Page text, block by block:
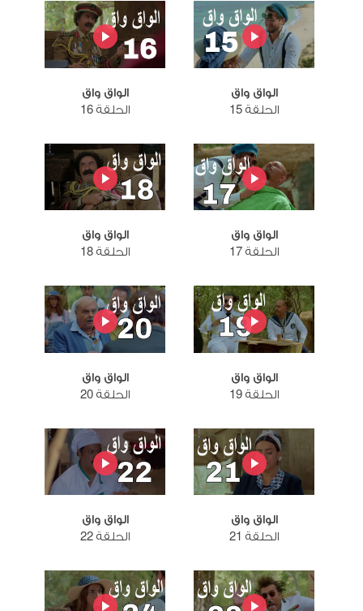
الواق واق
الحلقة 15
الواق واق
الحلقة 16
الواق واق
الحلقة 17
الواق واق
الحلقة 18
الواق واق
الحلقة 19
الواق واق
الحلقة 20
الواق واق
الحلقة 21
الواق واق
الحلقة 22